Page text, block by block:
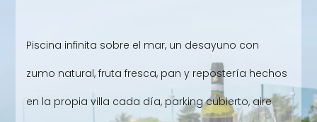
Piscina infinita sobre el mar, un desayuno con
zumo natural, fruta fresca, pan y repostería hechos
en la propia villa cada día, parking cubierto, aire